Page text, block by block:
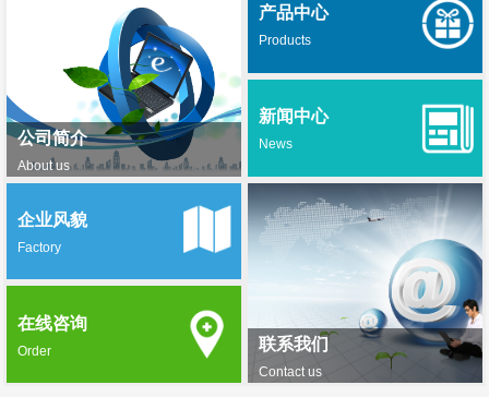
公司简介
About us
产品中心
Products
新闻中心
News
联系我们
Contact us
企业风貌
Factory
在线咨询
Order